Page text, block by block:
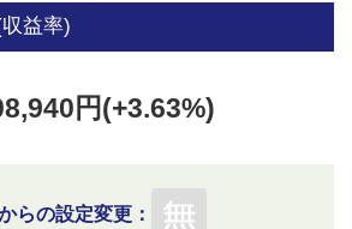
益率)
円(+3.63%)
らの設定変更：